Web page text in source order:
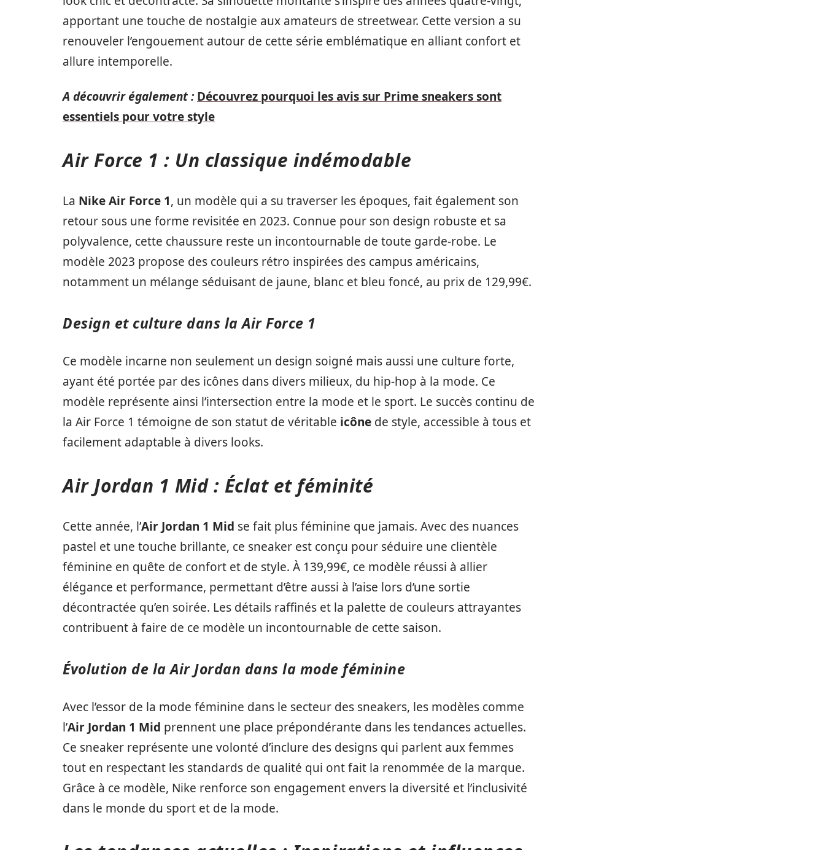
apportant une touche de nostalgie aux amateurs de streetwear. Cette version a su
renouveler l’engouement autour de cette série emblématique en alliant confort et
allure intemporelle.
A découvrir également : Découvrez pourquoi les avis sur Prime sneakers sont
essentiels pour votre style
Air Force 1 : Un classique indémodable
La Nike Air Force 1, un modèle qui a su traverser les époques, fait également son
retour sous une forme revisitée en 2023. Connue pour son design robuste et sa
polyvalence, cette chaussure reste un incontournable de toute garde-robe. Le
modèle 2023 propose des couleurs rétro inspirées des campus américains,
notamment un mélange séduisant de jaune, blanc et bleu foncé, au prix de 129,99€.
Design et culture dans la Air Force 1
Ce modèle incarne non seulement un design soigné mais aussi une culture forte,
ayant été portée par des icônes dans divers milieux, du hip-hop à la mode. Ce
modèle représente ainsi l’intersection entre la mode et le sport. Le succès continu de
la Air Force 1 témoigne de son statut de véritable icône de style, accessible à tous et
facilement adaptable à divers looks.
Air Jordan 1 Mid : Éclat et féminité
Cette année, l’Air Jordan 1 Mid se fait plus féminine que jamais. Avec des nuances
pastel et une touche brillante, ce sneaker est conçu pour séduire une clientèle
féminine en quête de confort et de style. À 139,99€, ce modèle réussi à allier
élégance et performance, permettant d’être aussi à l’aise lors d’une sortie
décontractée qu’en soirée. Les détails raffinés et la palette de couleurs attrayantes
contribuent à faire de ce modèle un incontournable de cette saison.
Évolution de la Air Jordan dans la mode féminine
Avec l’essor de la mode féminine dans le secteur des sneakers, les modèles comme
l’Air Jordan 1 Mid prennent une place prépondérante dans les tendances actuelles.
Ce sneaker représente une volonté d’inclure des designs qui parlent aux femmes
tout en respectant les standards de qualité qui ont fait la renommée de la marque.
Grâce à ce modèle, Nike renforce son engagement envers la diversité et l’inclusivité
dans le monde du sport et de la mode.